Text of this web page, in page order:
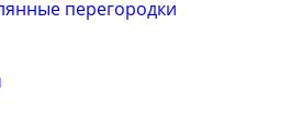
перегородки